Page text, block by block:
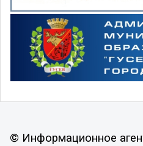
© Информационное